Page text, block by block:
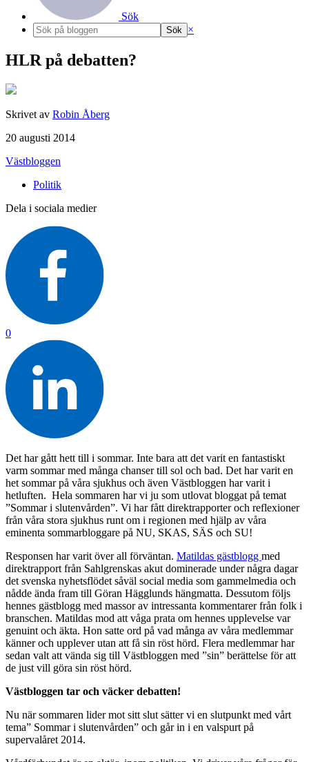
Sök
×
HLR på debatten?
Skrivet av Robin Åberg
20 augusti 2014
Västbloggen
Politik
Dela i sociala medier
0
Det har gått hett till i sommar. Inte bara att det varit en fantastiskt
varm sommar med många chanser till sol och bad. Det har varit en
het sommar på våra sjukhus och även Västbloggen har varit i
hetluften. Hela sommaren har vi ju som utlovat bloggat på temat
”Sommar i slutenvården”. Vi har fått direktrapporter och reflexioner
från våra stora sjukhus runt om i regionen med hjälp av våra
eminenta sommarbloggare på NU, SKAS, SÄS och SU!
Responsen har varit över all förväntan. Matildas gästblogg med
direktrapport från Sahlgrenskas akut dominerade under några dagar
det svenska nyhetsflödet såväl social media som gammelmedia och
nådde ända fram till Göran Hägglunds hängmatta. Dessutom följs
hennes gästblogg med massor av intressanta kommentarer från folk i
branschen. Matildas mod att våga prata om hennes upplevelse var
genuint och äkta. Hon satte ord på vad många av våra medlemmar
känner och upplever utan att få sin röst hörd. Flera medlemmar har
sedan valt att vända sig till Västbloggen med ”sin” berättelse för att
de just vill göra sin röst hörd.
Västbloggen tar och väcker debatten!
Nu när sommaren lider mot sitt slut sätter vi en slutpunkt med vårt
tema” Sommar i slutenvården” och går in i en valspurt på
supervalåret 2014.